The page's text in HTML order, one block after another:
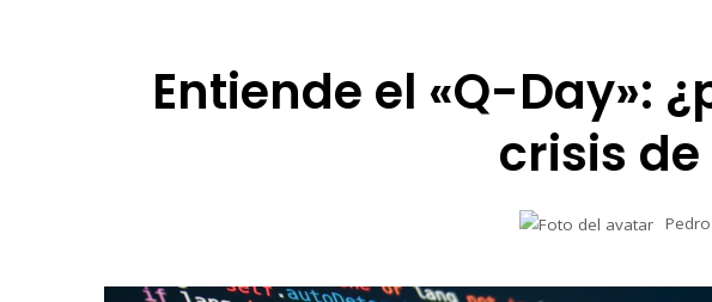
Entiende el «Q-Day»:
crisis